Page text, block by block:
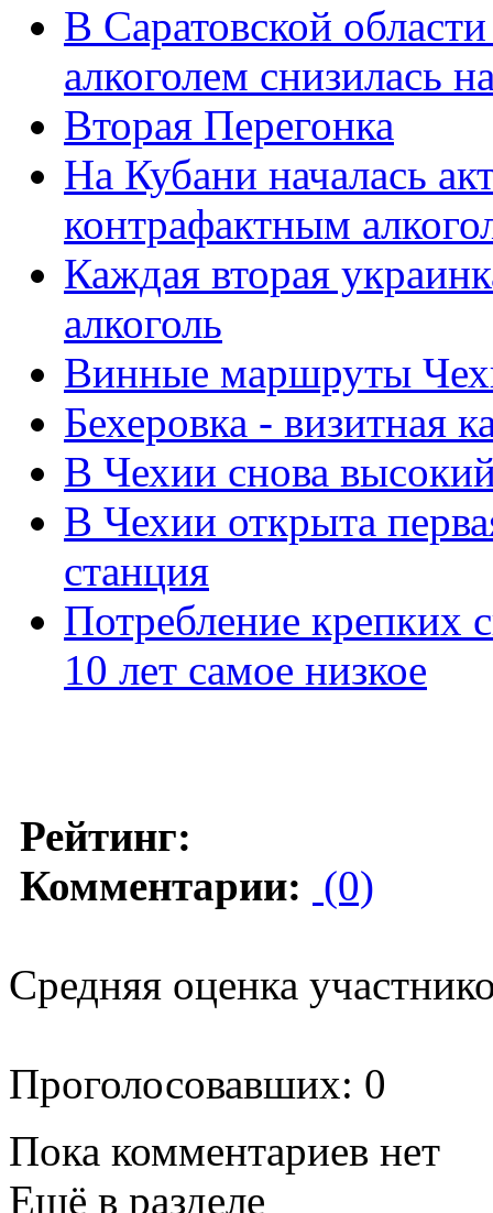
В Саратовской
алкоголем снизилась
Вторая Перегонка
На Кубани началась
контрафактным
Каждая вторая
алкоголь
Винные маршруты
Бехеровка - визитная
В Чехии снова
В Чехии открыта
станция
Потребление крепких
10 лет самое низкое
Рейтинг:
Комментарии: (0)
Средняя оценка
Проголосовавших: 0
Пока комментариев нет
Ещё в разделе